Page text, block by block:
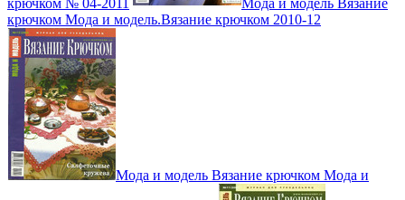
крючком № 04-2011
Мода и модель Вязание
крючком Мода и модель.Вязание крючком 2010-12
Мода и модель Вязание крючком Мода и